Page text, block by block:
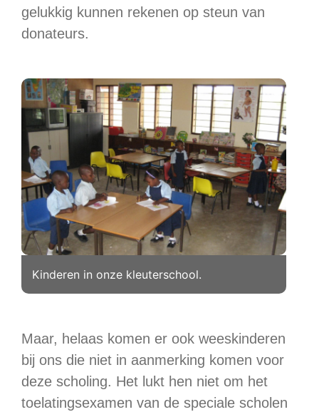
gelukkig kunnen rekenen op steun van
donateurs.
Kinderen in onze kleuterschool.
Maar, helaas komen er ook weeskinderen
bij ons die niet in aanmerking komen voor
deze scholing. Het lukt hen niet om het
toelatingsexamen van de speciale scholen